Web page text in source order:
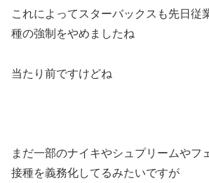
これによってスターバックスも先日従
種の強制をやめましたね
当たり前ですけどね
まだ一部のナイキやシュプリームやフ
接種を義務化してるみたいですが